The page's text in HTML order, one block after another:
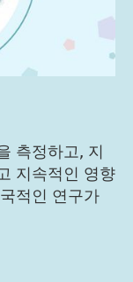
측정하고, 지
지속적인 영향
적인 연구가